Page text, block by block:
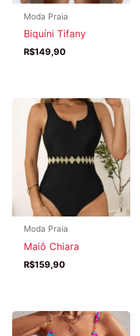
Moda Praia
Biquíni Tifany
R$149,90
Moda Praia
Maiô Chiara
R$159,90